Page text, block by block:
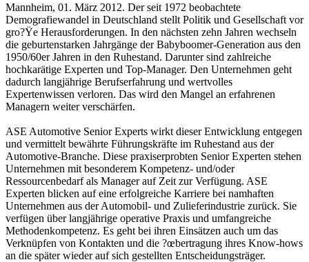
Mannheim, 01. März 2012. Der seit 1972 beobachtete
Demografiewandel in Deutschland stellt Politik und Gesellschaft vor
gro?Ÿe Herausforderungen. In den nächsten zehn Jahren wechseln
die geburtenstarken Jahrgänge der Babyboomer-Generation aus den
1950/60er Jahren in den Ruhestand. Darunter sind zahlreiche
hochkarätige Experten und Top-Manager. Den Unternehmen geht
dadurch langjährige Berufserfahrung und wertvolles
Expertenwissen verloren. Das wird den Mangel an erfahrenen
Managern weiter verschärfen.
ASE Automotive Senior Experts wirkt dieser Entwicklung entgegen
und vermittelt bewährte Führungskräfte im Ruhestand aus der
Automotive-Branche. Diese praxiserprobten Senior Experten stehen
Unternehmen mit besonderem Kompetenz- und/oder
Ressourcenbedarf als Manager auf Zeit zur Verfügung. ASE
Experten blicken auf eine erfolgreiche Karriere bei namhaften
Unternehmen aus der Automobil- und Zulieferindustrie zurück. Sie
verfügen über langjährige operative Praxis und umfangreiche
Methodenkompetenz. Es geht bei ihren Einsätzen auch um das
Verknüpfen von Kontakten und die ?œbertragung ihres Know-hows
an die später wieder auf sich gestellten Entscheidungsträger.